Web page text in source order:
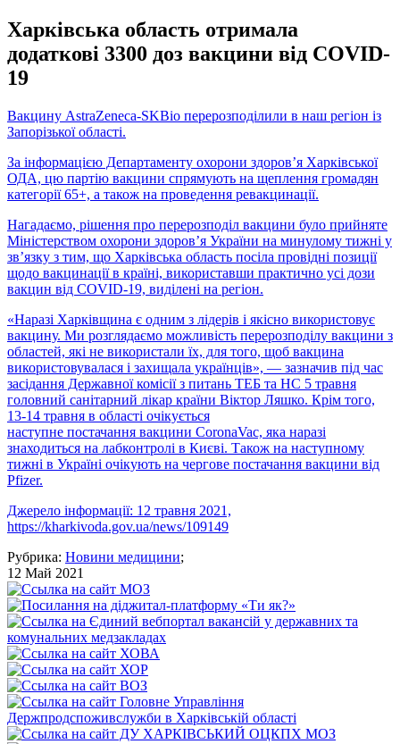
Харківська область отримала
додаткові 3300 доз вакцини від СOVID-
19
Вакцину AstraZeneca-SKBio перерозподілили в наш регіон із
Запорізької області.
За інформацією Департаменту охорони здоров’я Харківської
ОДА, цю партію вакцини спрямують на щеплення громадян
категорії 65+, а також на проведення ревакцинації.
Нагадаємо, рішення про перерозподіл вакцини було прийняте
Міністерством охорони здоров’я України на минулому тижні у
зв’язку з тим, що Харківська область посіла провідні позиції
щодо вакцинації в країні, використавши практично усі дози
вакцин від СOVID-19, виділені на регіон.
«Наразі Харківщина є одним з лідерів і якісно використовує
вакцину. Ми розглядаємо можливість перерозподілу вакцини з
областей, які не використали їх, для того, щоб вакцина
використовувалася і захищала українців», — зазначив під час
засідання Державної комісії з питань ТЕБ та НС 5 травня
головний санітарний лікар країни Віктор Ляшко. Крім того,
13-14 травня в області очікується
наступне постачання вакцини CoronaVac, яка наразі
знаходиться на лабконтролі в Києві. Також на наступному
тижні в Україні очікують на чергове постачання вакцини від
Pfizer.
Джерело інформації: 12 травня 2021,
https://kharkivoda.gov.ua/news/109149
Рубрика: Новини медицини;
12 Май 2021